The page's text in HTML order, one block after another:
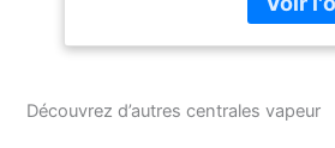
Respect
faux-plis
Découvrez d’autres centrales vapeur